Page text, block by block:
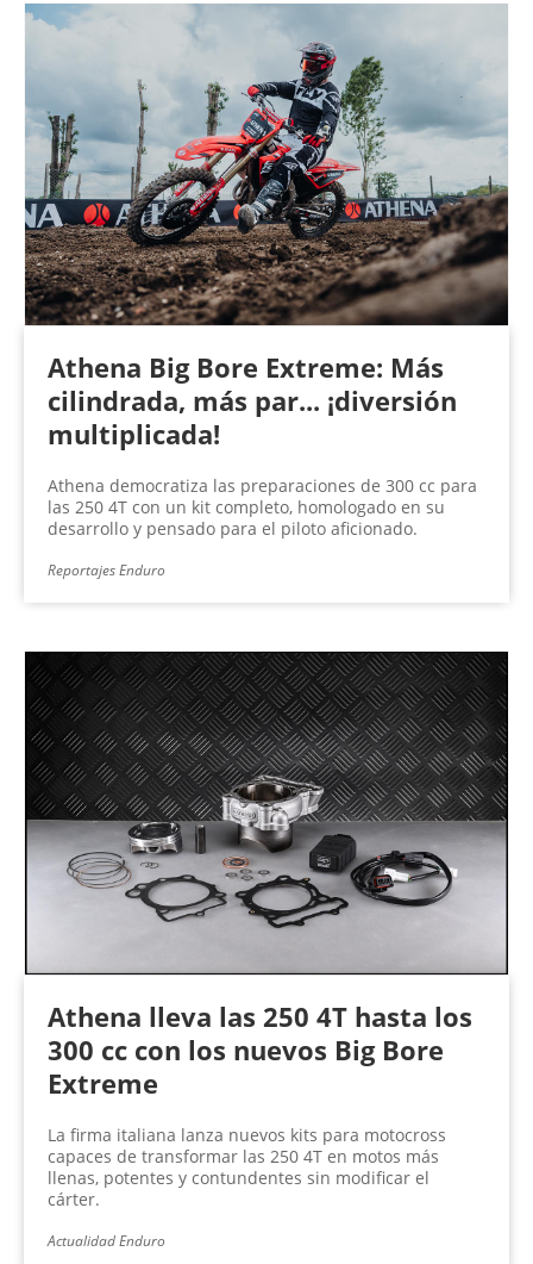
Athena Big Bore Extreme: Más
cilindrada, más par... ¡diversión
multiplicada!
Athena democratiza las preparaciones de 300 cc para
las 250 4T con un kit completo, homologado en su
desarrollo y pensado para el piloto aficionado.
Reportajes Enduro
Athena lleva las 250 4T hasta los
300 cc con los nuevos Big Bore
Extreme
La firma italiana lanza nuevos kits para motocross
capaces de transformar las 250 4T en motos más
llenas, potentes y contundentes sin modificar el
cárter.
Actualidad Enduro